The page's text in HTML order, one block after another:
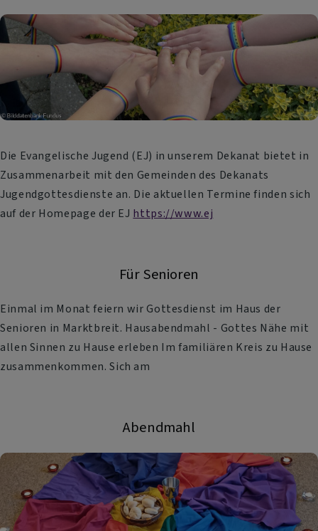
Die Evangelische Jugend (EJ) in unserem Dekanat bietet in
Zusammenarbeit mit den Gemeinden des Dekanats
Jugendgottesdienste an. Die aktuellen Termine finden sich
auf der Homepage der EJ https://www.ej
Für Senioren
Einmal im Monat feiern wir Gottesdienst im Haus der
Senioren in Marktbreit. Hausabendmahl - Gottes Nähe mit
allen Sinnen zu Hause erleben Im familiären Kreis zu Hause
zusammenkommen. Sich am
Abendmahl